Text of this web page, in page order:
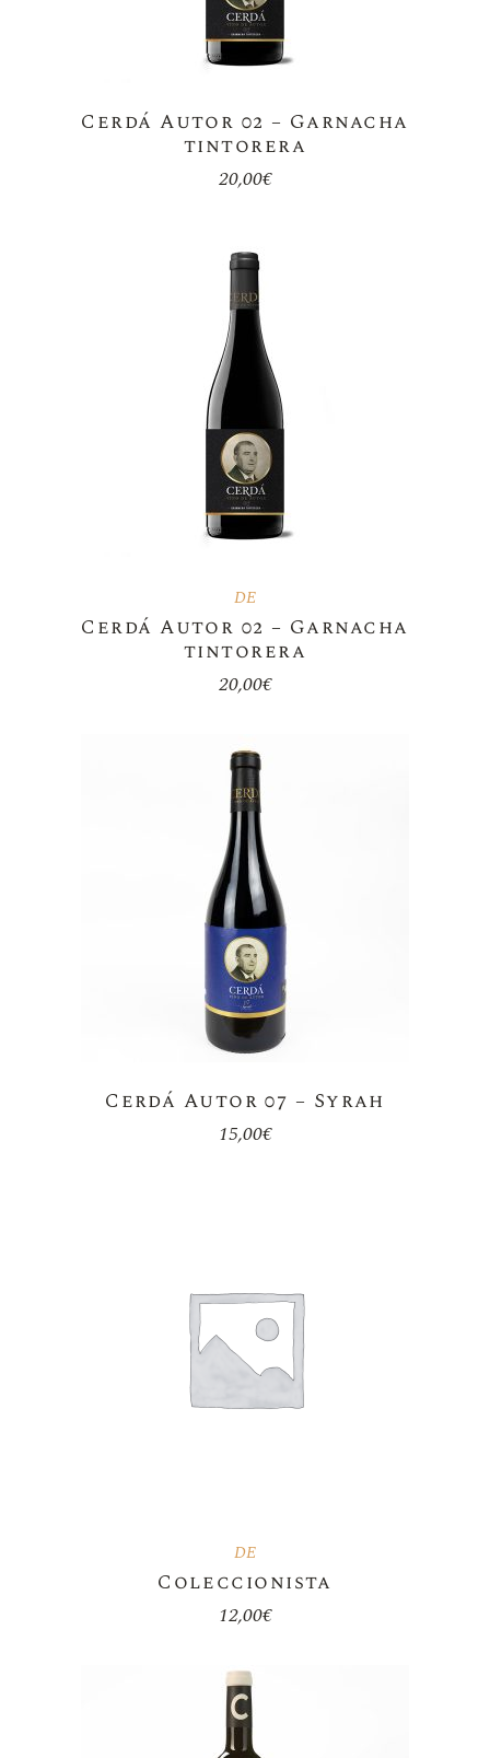
Cerdá Autor 02 – Garnacha
tintorera
20,00€
DE
Cerdá Autor 02 – Garnacha
tintorera
20,00€
Cerdá Autor 07 – Syrah
15,00€
DE
Coleccionista
12,00€